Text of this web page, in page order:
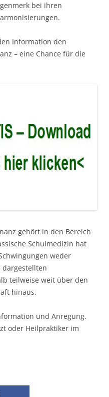
bei ihren
Information den
– eine Chance für die
gehört in den Bereich
Schulmedizin hat
weder
dargestellten
teilweise weit über den
hinaus.
und Anregung.
oder Heilpraktiker im